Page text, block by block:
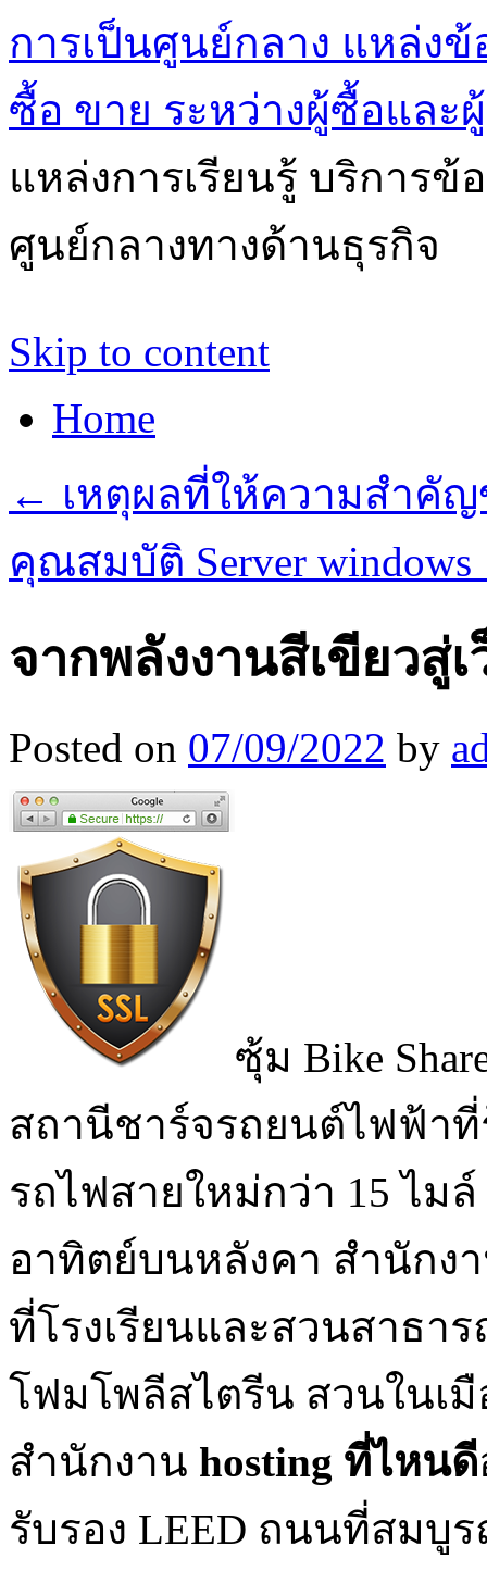
การเป็นศูนย์กลาง แหล่ง
ซื้อ ขาย ระหว่างผู้ซื้อและ
แหล่งการเรียนรู้ บริการข้
ศูนย์กลางทางด้านธุรกิจ
Skip to content
Home
← เหตุผลที่ให้ความสำคั
คุณสมบัติ Server windows
จากพลังงานสีเขียวสู่
Posted on 07/09/2022 by
ซุ้ม Bike
สถานีชาร์จรถยนต์ไฟฟ้า
รถไฟสายใหม่กว่า 15 ไม
อาทิตย์บนหลังคา สำนักง
ที่โรงเรียนและสวนสาธา
โฟมโพลีสไตรีน สวนในเมื
สำนักงาน hosting ที่ไหนดี
รับรอง LEED ถนนที่สมบู